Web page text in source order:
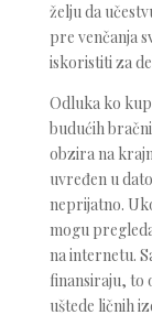
želju da
pre venčanja
iskoristiti za
Odluka ko
budućih
obzira na
uvređen u
neprijatno.
mogu
na internetu.
finansiraju, to
uštede ličnih